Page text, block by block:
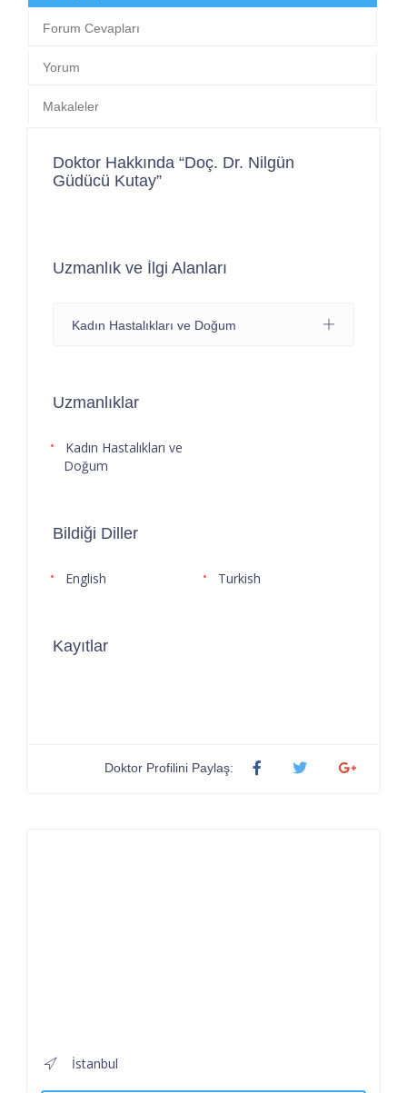
Forum Cevapları
Yorum
Makaleler
Doktor Hakkında “Doç. Dr. Nilgün
Güdücü Kutay”
Uzmanlık ve İlgi Alanları
Kadın Hastalıkları ve Doğum
Uzmanlıklar
Kadın Hastalıkları ve
Doğum
Bildiği Diller
English Turkish
Kayıtlar
Doktor Profilini Paylaş:
İstanbul